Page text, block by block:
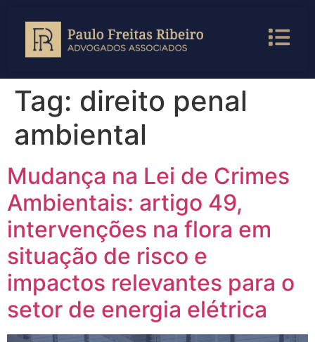
Tag: direito penal
ambiental
Mudança na Lei de Crimes
Ambientais: artigo 49,
intervenções na flora em
situação de risco e
impactos relevantes para o
setor de energia elétrica